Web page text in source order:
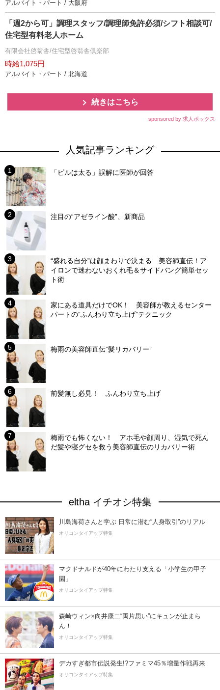
アルバイト・パート / 大阪府
「週2から可」調理スタッフ/調理師免許必須/シフト相談可/
住宅型有料老人ホーム
有限会社啓翁舎/住宅型啓翁舎倶楽部
時給1,075円
アルバイト・パート / 北海道
続きはこちら
sponsored by 求人ボックス
人気記事ランキング
「ピルは太る」誤解に医師が回答
注目の“アゼライン酸”、新商品
“盛れる自分”は顔まわりで決まる 美容師直伝！ア
イロンで迷わないおくれ毛＆サイドバング簡単セッ
ト術
家にある道具だけでOK！ 美容師が教えるセンター
パートの”ふんわり立ち上げ”テクニック
梅雨の美容師直伝”髪リカバリー”
前髪無し必見！ ふんわり立ち上げ
梅雨でも怖くない！ アホ毛や顔周り、湿気で死ん
だ髪や寝グセを救う美容師直伝のリカバリー術
eltha イチオシ特集
川島海荷さんと学ぶ 日常に潜む“人身取引”のリアル
オリコンタイアップ特集
マクドナルドが40年にわたり支える「小学生の甲子
園」
オリコンタイアップ特集
森崎ウィン×向井康二“両片思い”にキュンが止まら
ん！
オリコンタイアップ特集
デカすぎ都市伝説発生!?ファミマ45％増量作戦再来
オリコンタイアップ特集